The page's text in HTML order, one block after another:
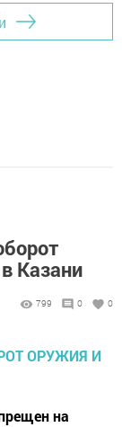
Казани
799 0 0
на